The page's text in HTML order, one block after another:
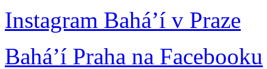
Instagram Bahá’í v Praze
Bahá’í Praha na Facebooku